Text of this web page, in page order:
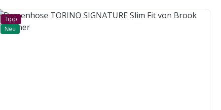
Tipp
Neu